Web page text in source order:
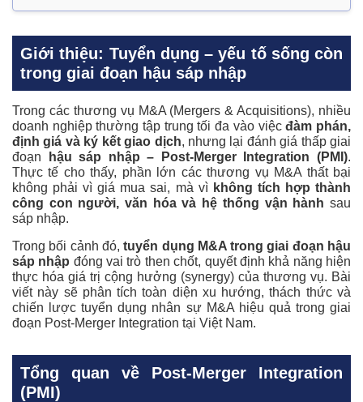
Giới thiệu: Tuyển dụng – yếu tố sống còn
trong giai đoạn hậu sáp nhập
Trong các thương vụ M&A (Mergers & Acquisitions), nhiều
doanh nghiệp thường tập trung tối đa vào việcđàm phán,
định giá và ký kết giao dịch, nhưng lại đánh giá thấp giai
đoạn
hậu sáp nhập – Post-Merger Integration (PMI).
Thực tế cho thấy, phần lớn các thương vụ M&A thất bại
không phải vì giá mua sai, mà vì không tích hợp thành
công con người, văn hóa và hệ thống vận hành sau
sáp nhập.
Trong bối cảnh đó,tuyển dụng M&A trong giai đoạn hậu
sáp nhập đóng vai trò then chốt, quyết định khả năng hiện
thực hóa giá trị cộng hưởng (synergy) của thương vụ. Bài
viết này sẽ phân tích toàn diện xu hướng, thách thức và
chiến lược tuyển dụng nhân sự M&A hiệu quả trong giai
đoạn Post-Merger Integration tại Việt Nam.
Tổng quan về Post-Merger Integration
(PMI)